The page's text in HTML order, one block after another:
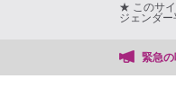
★ このサイ
ジェンダー
緊急の
【大阪地検検事正に